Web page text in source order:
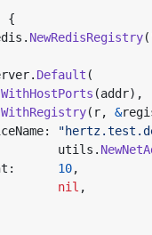
{
. NewRedisRegistry(
. Default (
WithHostPorts (addr),
WithRegistry( r, &
:
utils .
: 10,
nil ,